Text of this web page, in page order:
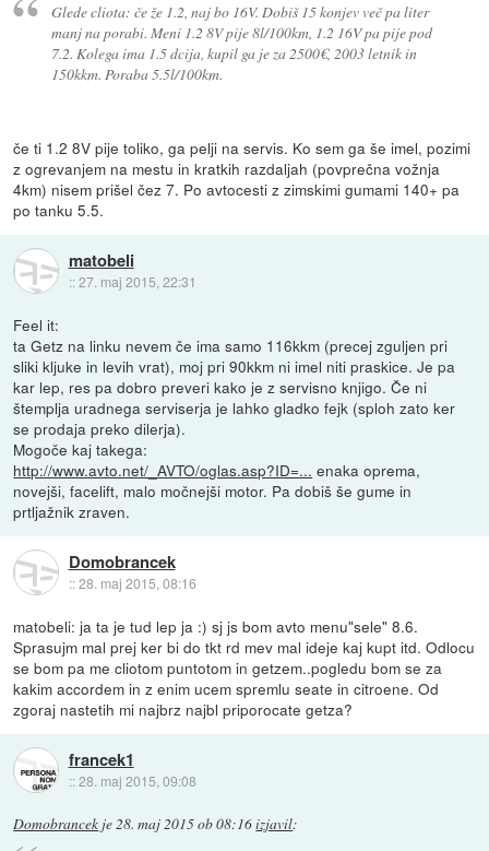
Glede cliota: če že 1.2, naj bo 16V. Dobiš 15 konjev več pa liter
manj na porabi. Meni 1.2 8V pije 8l/100km, 1.2 16V pa pije pod
7.2. Kolega ima 1.5 dcija, kupil ga je za 2500€, 2003 letnik in
150kkm. Poraba 5.5l/100km.
če ti 1.2 8V pije toliko, ga pelji na servis. Ko sem ga še imel, pozimi
z ogrevanjem na mestu in kratkih razdaljah (povprečna vožnja
4km) nisem prišel čez 7. Po avtocesti z zimskimi gumami 140+ pa
po tanku 5.5.
matobeli
::27. maj 2015, 22:31
Feel it:
ta Getz na linku nevem če ima samo 116kkm (precej zguljen pri
sliki kljuke in levih vrat), moj pri 90kkm ni imel niti praskice. Je pa
kar lep, res pa dobro preveri kako je z servisno knjigo. Če ni
štemplja uradnega serviserja je lahko gladko fejk (sploh zato ker
se prodaja preko dilerja).
Mogoče kaj takega:
http://www.avto.net/_AVTO/oglas.asp?ID=... enaka oprema,
novejši, facelift, malo močnejši motor. Pa dobiš še gume in
prtljažnik zraven.
Domobrancek
::28. maj 2015, 08:16
matobeli: ja ta je tud lep ja :) sj js bom avto menu"sele" 8.6.
Sprasujm mal prej ker bi do tkt rd mev mal ideje kaj kupt itd. Odlocu
se bom pa me cliotom puntotom in getzem..pogledu bom se za
kakim accordem in z enim ucem spremlu seate in citroene. Od
zgoraj nastetih mi najbrz najbl priporocate getza?
francek1
::28. maj 2015, 09:08
Domobrancek je28. maj 2015 ob 08:16izjavil: